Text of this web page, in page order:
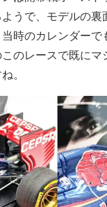
うで、モデルの裏
時のカレンダーで
のレースで既にマ
。